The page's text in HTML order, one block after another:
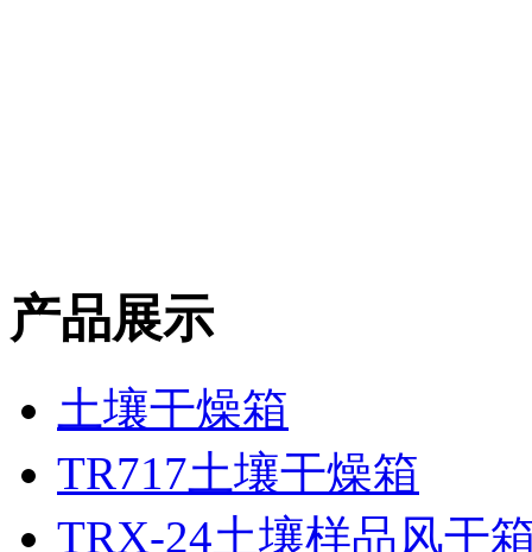
产品展示
土壤干燥箱
TR717土壤干燥箱
TRX-24土壤样品风干